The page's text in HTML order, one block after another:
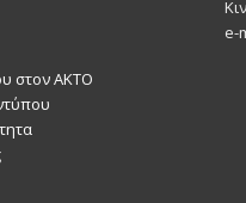
στον ΑΚΤΟ
e-